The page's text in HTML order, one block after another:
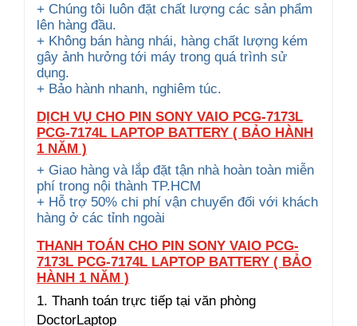
+ Chúng tôi luôn đặt chất lượng các sản phẩm
lên hàng đầu.
+ Không bán hàng nhái, hàng chất lượng kém
gây ảnh hưởng tới máy trong quá trình sử
dụng.
+ Bảo hành nhanh, nghiêm túc.
DỊCH VỤ CHO PIN SONY VAIO PCG-7173L
PCG-7174L LAPTOP BATTERY ( BẢO HÀNH
1 NĂM )
+ Giao hàng và lắp đặt tận nhà hoàn toàn miễn
phí trong nội thành TP.HCM
+ Hỗ trợ 50% chi phí vận chuyển đối với khách
hàng ở các tỉnh ngoài
THANH TOÁN CHO PIN SONY VAIO PCG-
7173L PCG-7174L LAPTOP BATTERY ( BẢO
HÀNH 1 NĂM )
1. Thanh toán trực tiếp tại văn phòng
DoctorLaptop